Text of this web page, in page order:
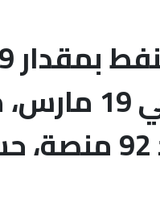
إلى 318 منصة في
منصات التنقيب عن